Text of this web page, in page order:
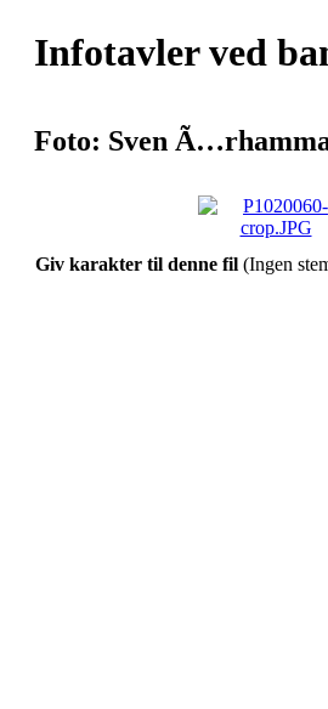
Infotavler ved
Foto: Sven
Giv karakter til denne fil (Ingen